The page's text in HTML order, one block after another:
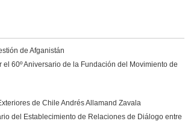
de Afganistán
60º Aniversario de la Fundación del Movimiento de
de Chile Andrés Allamand Zavala
del Establecimiento de Relaciones de Diálogo entre